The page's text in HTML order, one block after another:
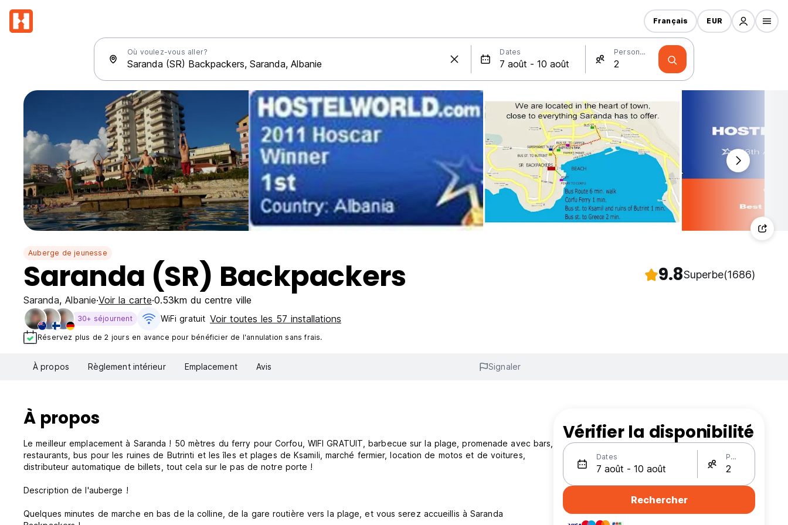
Où voulez-vous aller? Dates Personnes
Français EUR
Auberge de jeunesse
Saranda (SR) Backpackers 9.8Superbe(1686)
Saranda, Albanie Voir la carte 0.53km du centre ville
30+ séjournent WiFi gratuit Voir toutes les 57 installations
Réservez plus de 2 jours en avance pour bénéficier de l'annulation sans frais.
À propos Règlement intérieur Emplacement Avis Signaler
À propos
Le meilleur emplacement à Saranda ! 50 mètres du ferry pour Corfou, WIFI GRATUIT, barbecue sur la plage, promenade avec bars,
restaurants, bus pour les ruines de Butrinti et les îles et plages de Ksamili, marché fermier, location de motos et de voitures,
distributeur automatique de billets, tout cela sur le pas de notre porte !
Description de l'auberge !
Quelques minutes de marche en bas de la colline, de la gare routière vers la plage, et vous serez accueillis à Saranda
Vérifier la disponibilité
Dates Personnes
Rechercher